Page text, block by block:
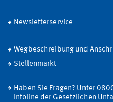
Newsletterservice
Wegbeschreibung und
Stellenmarkt
Haben Sie Fragen? Unter
Infoline der Gesetzlichen